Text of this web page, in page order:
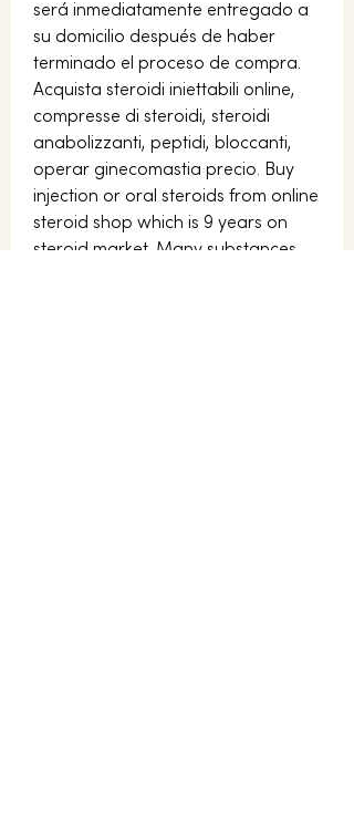
será inmediatamente entregado a
su domicilio después de haber
terminado el proceso de compra.
Acquista steroidi iniettabili online,
compresse di steroidi, steroidi
anabolizzanti, peptidi, bloccanti,
operar ginecomastia precio. Buy
injection or oral steroids from online
steroid shop which is 9 years on
steroid market. Many substances